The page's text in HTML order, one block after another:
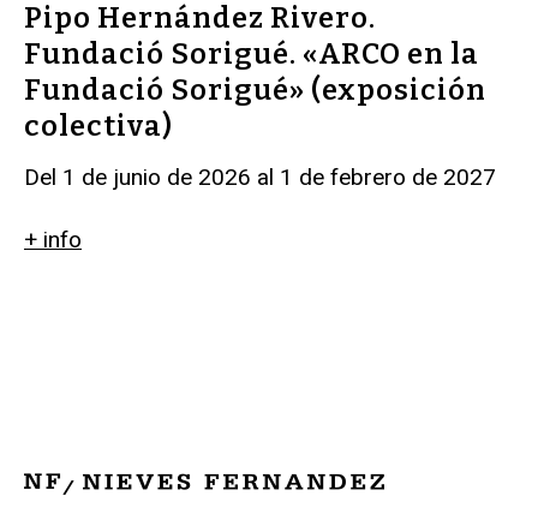
Pipo Hernández Rivero.
Fundació Sorigué. «ARCO en la
Fundació Sorigué» (exposición
colectiva)
Del 1 de junio de 2026 al 1 de febrero de 2027
+ info